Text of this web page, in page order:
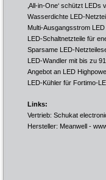
‚All-in-One‘ schützt LEDs
Wasserdichte LED-
Multi-Ausgangsstrom
LED-Schaltnetzteile für
Sparsame LED-
LED-Wandler mit bis zu
Angebot an LED
LED-Kühler für Fortimo-
Links:
Vertrieb: Schukat
Hersteller: Meanwell -